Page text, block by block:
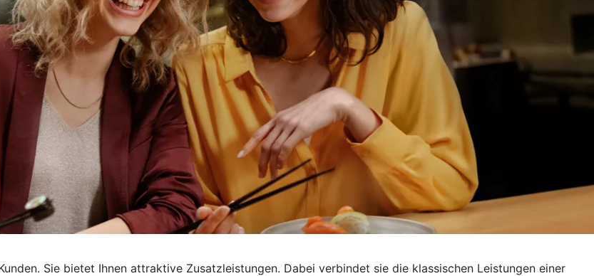
Sie bietet Ihnen attraktive Zusatzleistungen. Dabei verbindet sie die klassischen Leistungen einer